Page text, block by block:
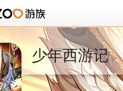
少年西游记